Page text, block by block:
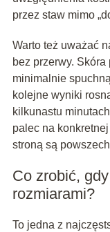
przez staw mimo
Warto też uważać
bez przerwy.
minimalnie
kolejne wyniki
kilkunastu
palec na
stroną są
Co zrobić,
rozmiarami?
To jedna z